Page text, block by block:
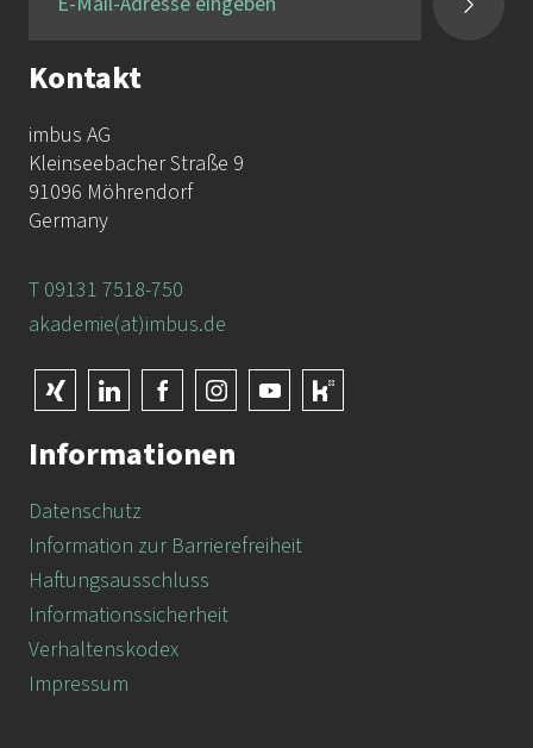
Kontakt
imbus AG
Kleinseebacher Straße 9
91096 Möhrendorf
Germany
T 09131 7518-750
akademie(at)imbus.de
Informationen
Datenschutz
Information zur Barrierefreiheit
Haftungsausschluss
Informationssicherheit
Verhaltenskodex
Impressum